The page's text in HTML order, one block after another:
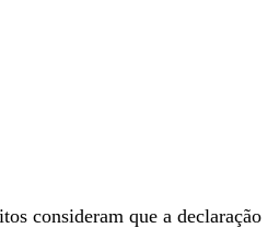
consideram que a declaração